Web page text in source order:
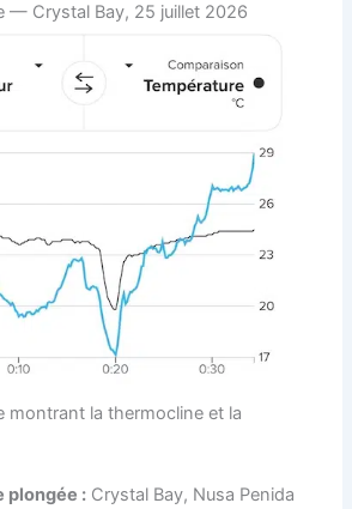
— Crystal Bay, 25 juillet 2026
montrant la thermocline et la
plongée : Crystal Bay, Nusa Penida